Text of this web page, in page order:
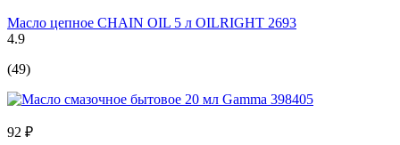
Масло цепное CHAIN OIL 5 л OILRIGHT 2693
4.9
(49)
92 ₽